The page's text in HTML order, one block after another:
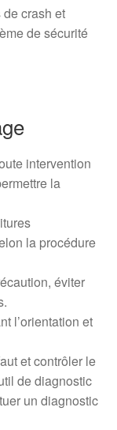
crash et
de sécurité
intervention
la
la procédure
éviter
l’orientation et
et contrôler le
de diagnostic
un diagnostic